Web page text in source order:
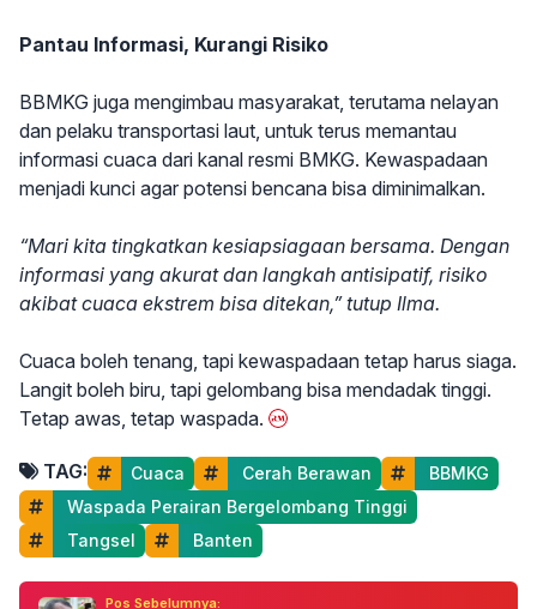
Pantau Informasi, Kurangi Risiko
BBMKG juga mengimbau masyarakat, terutama nelayan
dan pelaku transportasi laut, untuk terus memantau
informasi cuaca dari kanal resmi BMKG. Kewaspadaan
menjadi kunci agar potensi bencana bisa diminimalkan.
“Mari kita tingkatkan kesiapsiagaan bersama. Dengan
informasi yang akurat dan langkah antisipatif, risiko
akibat cuaca ekstrem bisa ditekan,” tutup Ilma.
Cuaca boleh tenang, tapi kewaspadaan tetap harus siaga.
Langit boleh biru, tapi gelombang bisa mendadak tinggi.
Tetap awas, tetap waspada.
TAG: Cuaca Cerah Berawan
BBMKG
Waspada Perairan Bergelombang Tinggi
Tangsel
Banten
Pos Sebelumnya: